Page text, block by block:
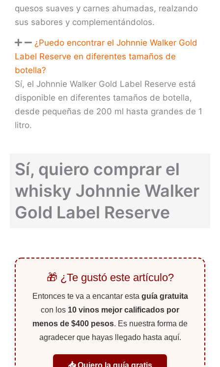
quesos suaves y carnes ahumadas, realzando
sus sabores y complementándolos.
¿Puedo encontrar el Johnnie Walker Gold
Label Reserve en diferentes tamaños de
botella?
Sí, el Johnnie Walker Gold Label Reserve está
disponible en diferentes tamaños de botella,
desde pequeñas de 200 ml hasta grandes de 1
litro.
Sí, quiero comprar el
whisky Johnnie Walker
Gold Label Reserve
🎁 ¿Te gustó este artículo?
Entonces te va a encantar esta guía gratuita
con los 10 vinos mejor calificados por
menos de $400 pesos. Es nuestra forma de
agradecer que hayas llegado hasta aquí.